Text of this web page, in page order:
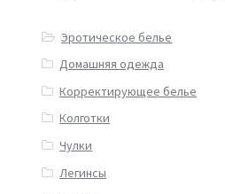
Эротическое белье
Домашняя одежда
Корректирующее белье
Колготки
Чулки
Легинсы